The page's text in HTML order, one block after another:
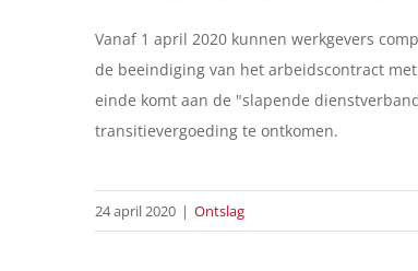
Vanaf 1 april 2020 kunnen werkgevers
de beeindiging van het arbeidscontract
einde komt aan de "slapende
transitievergoeding te ontkomen.
24 april 2020 | Ontslag